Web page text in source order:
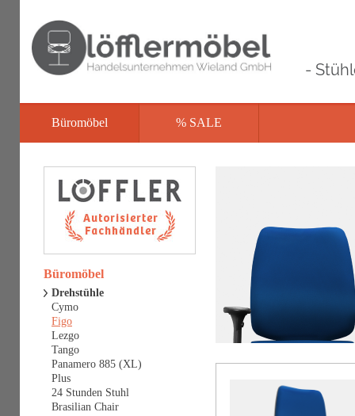
-
Büromöbel % SALE
Büromöbel
Drehstühle
Cymo
Figo
Lezgo
Tango
Panamero 885 (XL)
Plus
24 Stunden Stuhl
Brasilian Chair